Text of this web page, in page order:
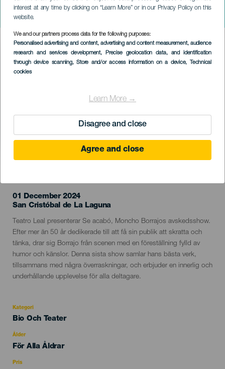
interest at any time by clicking on “Learn More” or in our Privacy Policy on this
website.
We and our partners process data for the following purposes:
Personalised advertising and content, advertising and content measurement, audience
research and services development, Precise geolocation data, and identification
through device scanning, Store and/or access information on a device, Technical
cookies
Learn More →
Disagree and close
Agree and close
Moncho Borrajo
TENERIFE
Imagen
Listado
01 December 2024
Localidad
San Cristóbal de La Laguna
Descripción
del
evento
Teatro Leal presenterar Se acabó, Moncho Borrajos avskedsshow.
Efter mer än 50 år dedikerade till att få sin publik att skratta och
tänka, drar sig Borrajo från scenen med en föreställning fylld av
humor och känslor. Denna sista show samlar hans bästa verk,
tillsammans med några överraskningar, och erbjuder en innerlig och
underhållande upplevelse för alla deltagare.
Kategori
Categoría
evento
Bio Och Teater
Ålder
Edad
För Alla Åldrar
Pris